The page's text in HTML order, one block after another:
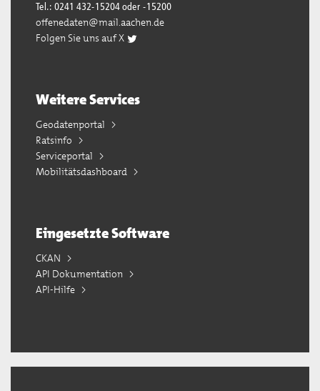
Tel.: 0241 432-15204 oder -15200
offenedaten@mail.aachen.de
Folgen Sie uns auf X
Weitere Services
Geodatenportal
Ratsinfo
Serviceportal
Mobilitätsdashboard
Eingesetzte Software
CKAN
API Dokumentation
API-Hilfe